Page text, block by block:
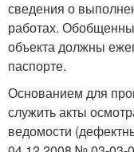
сведения о
работах.
объекта должны
паспорте.
Основанием для
служить акты
ведомости